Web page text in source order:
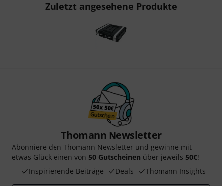
Zuletzt angesehene Produkte
Thomann Newsletter
Abonniere den Thomann Newsletter und gewinne mit
etwas Glück einen von 50 Gutscheinen über jeweils 50€!
Inspirierende Beiträge
Deals Thomann Insights